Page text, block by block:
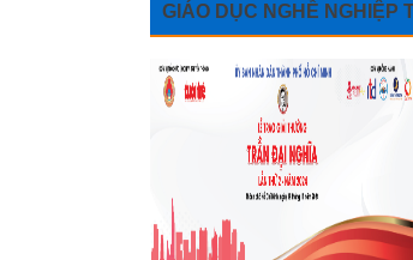
GIÁO DỤC NGHỀ NGHIỆP